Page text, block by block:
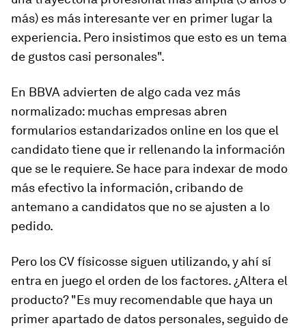
más) es más interesante ver en primer lugar la
experiencia. Pero insistimos que esto es un tema
de gustos casi personales".
En BBVA advierten de algo cada vez más
normalizado: muchas empresas abren
formularios estandarizados online en los que el
candidato tiene que ir rellenando la información
que se le requiere. Se hace para indexar de modo
más efectivo la información, cribando de
antemano a candidatos que no se ajusten a lo
pedido.
Pero los CV físicosse siguen utilizando, y ahí sí
entra en juego el orden de los factores. ¿Altera el
producto? "Es muy recomendable que haya un
primer apartado de datos personales, seguido de